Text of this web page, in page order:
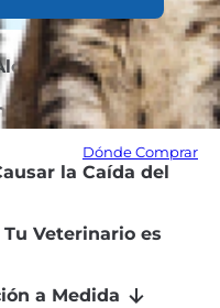
Dónde Comprar
Canina?
de la Pérdida
la Caída del
Tu Veterinario es
a Medida